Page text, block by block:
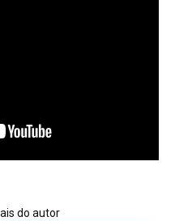
do autor